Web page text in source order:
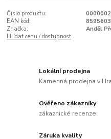
Číslo produktu:
EAN kód:
Značka:
Anděl
Hlídat cenu / dostupnost
Lokální prodejna
Kamenná prodejna v
Ověřeno zákazníky
zákaznické recenze
Záruka kvality